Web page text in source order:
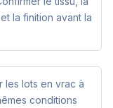
la finition avant la
les lots en vrac à
conditions